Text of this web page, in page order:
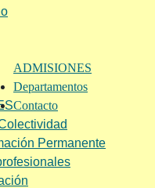
ADMISIONES
Departamentos
Permanente
Contacto